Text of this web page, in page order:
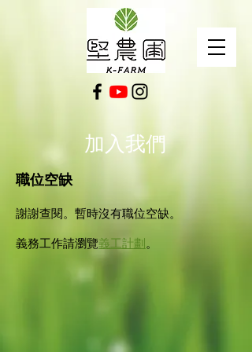
​加入我們
職位空缺
謝謝查閱。暫時沒有職位空缺。
​義務工作請瀏覽義工計劃 。